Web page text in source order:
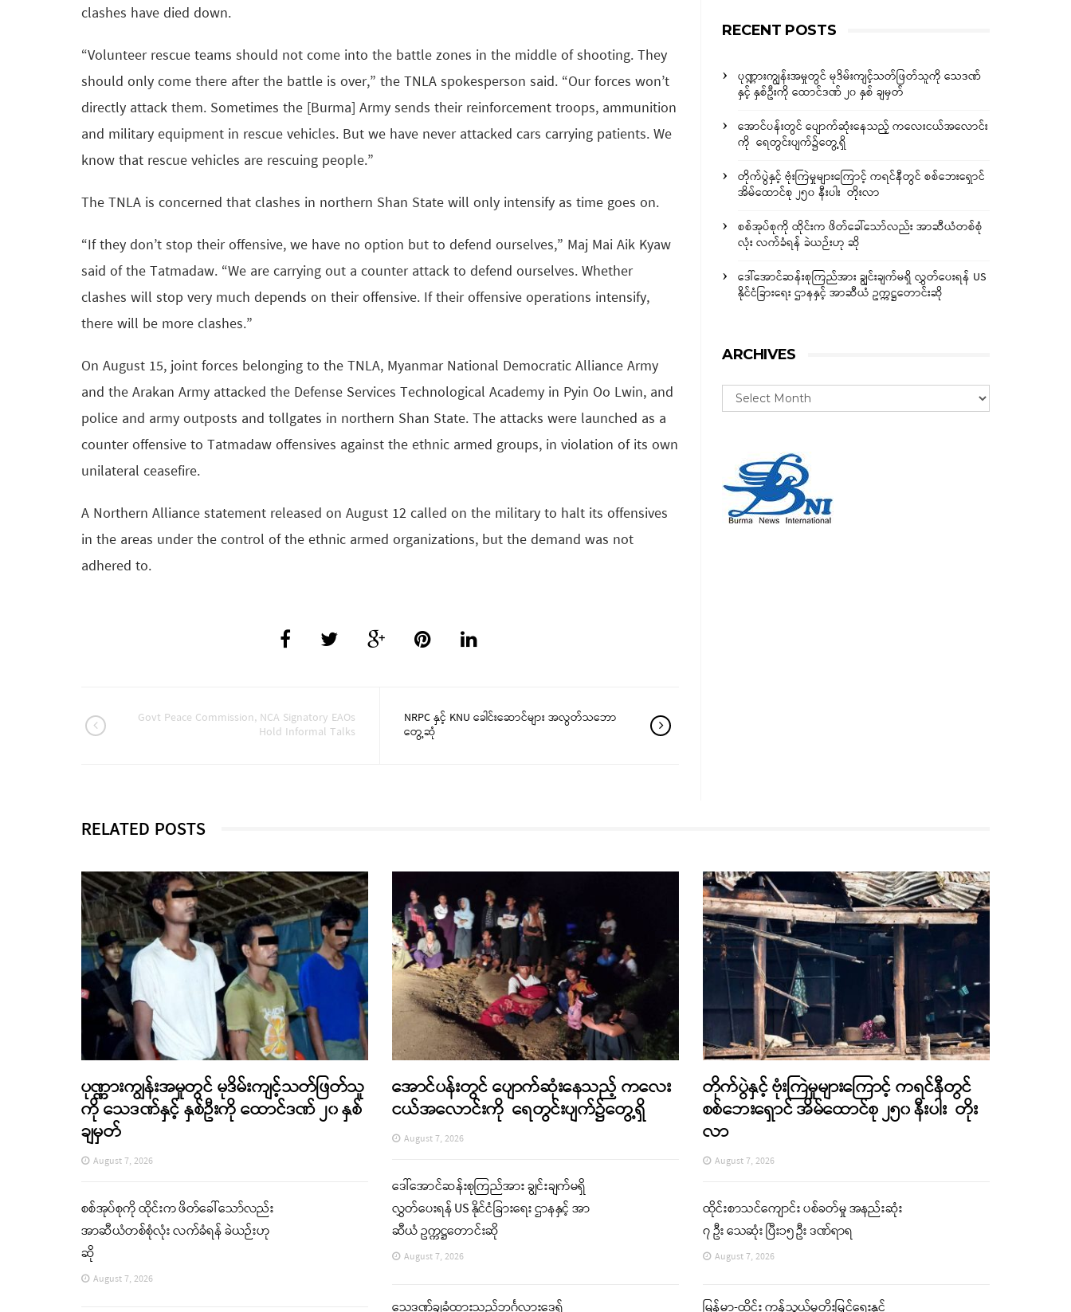
clashes have died down.
“Volunteer rescue teams should not come into the battle zones in the middle of shooting. They
should only come there after the battle is over,” the TNLA spokesperson said. “Our forces won’t
directly attack them. Sometimes the [Burma] Army sends their reinforcement troops, ammunition
and military equipment in rescue vehicles. But we have never attacked cars carrying patients. We
know that rescue vehicles are rescuing people.”
The TNLA is concerned that clashes in northern Shan State will only intensify as time goes on.
“If they don’t stop their offensive, we have no option but to defend ourselves,” Maj Mai Aik Kyaw
said of the Tatmadaw. “We are carrying out a counter attack to defend ourselves. Whether
clashes will stop very much depends on their offensive. If their offensive operations intensify,
there will be more clashes.”
On August 15, joint forces belonging to the TNLA, Myanmar National Democratic Alliance Army
and the Arakan Army attacked the Defense Services Technological Academy in Pyin Oo Lwin, and
police and army outposts and tollgates in northern Shan State. The attacks were launched as a
counter offensive to Tatmadaw offensives against the ethnic armed groups, in violation of its own
unilateral ceasefire.
A Northern Alliance statement released on August 12 called on the military to halt its offensives
in the areas under the control of the ethnic armed organizations, but the demand was not
adhered to.
Govt Peace Commission, NCA Signatory EAOs
Hold Informal Talks
NRPC နှင့် KNU ခေါင်းဆောင်များ အလွတ်သဘော
တွေ့ဆုံ
RECENT POSTS
ပုဏ္ဏားကျွန်းအမှုတွင် မုဒိမ်းကျင့်သတ်ဖြတ်သူကို သေဒဏ်
နှင့် နှစ်ဦးကို ထောင်ဒဏ် ၂၀ နှစ် ချမှတ်
အောင်ပန်းတွင် ပျောက်ဆုံးနေသည့် ကလေးငယ်အလောင်း
ကို ရေတွင်းပျက်၌တွေ့ရှိ
တိုက်ပွဲနှင့် ဗုံးကြဲမှုများကြောင့် ကရင်နီတွင် စစ်ဘေးရှောင်
အိမ်ထောင်စု ၂၅၀ နီးပါး တိုးလာ
စစ်အုပ်စုကို ထိုင်းက ဖိတ်ခေါ်သော်လည်း အာဆီယံတစ်စုံ
လုံး လက်ခံရန် ခဲယဉ်းဟု ဆို
ဒေါ်အောင်ဆန်းစုကြည်အား ချွင်းချက်မရှိ လွှတ်ပေးရန် US
နိုင်ငံခြားရေး ဌာနနှင့် အာဆီယံ ဥက္ကဋ္ဌတောင်းဆို
ARCHIVES
RELATED POSTS
ပုဏ္ဏားကျွန်းအမှုတွင် မုဒိမ်းကျင့်သတ်ဖြတ်သူ
ကို သေဒဏ်နှင့် နှစ်ဦးကို ထောင်ဒဏ် ၂၀ နှစ်
ချမှတ်
August 7, 2026
စစ်အုပ်စုကို ထိုင်းက ဖိတ်ခေါ်သော်လည်း
အာဆီယံတစ်စုံလုံး လက်ခံရန် ခဲယဉ်းဟု
ဆို
August 7, 2026
အောင်ပန်းတွင် ပျောက်ဆုံးနေသည့် ကလေး
ငယ်အလောင်းကို ရေတွင်းပျက်၌တွေ့ရှိ
August 7, 2026
ဒေါ်အောင်ဆန်းစုကြည်အား ချွင်းချက်မရှိ
လွှတ်ပေးရန် US နိုင်ငံခြားရေး ဌာနနှင့် အာ
ဆီယံ ဥက္ကဋ္ဌတောင်းဆို
August 7, 2026
တိုက်ပွဲနှင့် ဗုံးကြဲမှုများကြောင့် ကရင်နီတွင်
စစ်ဘေးရှောင် အိမ်ထောင်စု ၂၅၀ နီးပါး တိုး
လာ
August 7, 2026
ထိုင်းစာသင်ကျောင်း ပစ်ခတ်မှု အနည်းဆုံး
၇ ဦး သေဆုံး ပြီး၁၅ ဦး ဒဏ်ရာရ
August 7, 2026